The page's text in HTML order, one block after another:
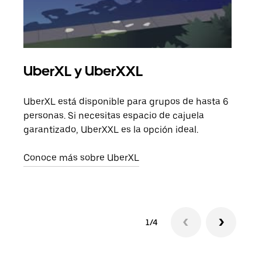
UberXL y UberXXL
UberXL está disponible para grupos de hasta 6
personas. Si necesitas espacio de cajuela
garantizado, UberXXL es la opción ideal.
Conoce más sobre UberXL
1/4